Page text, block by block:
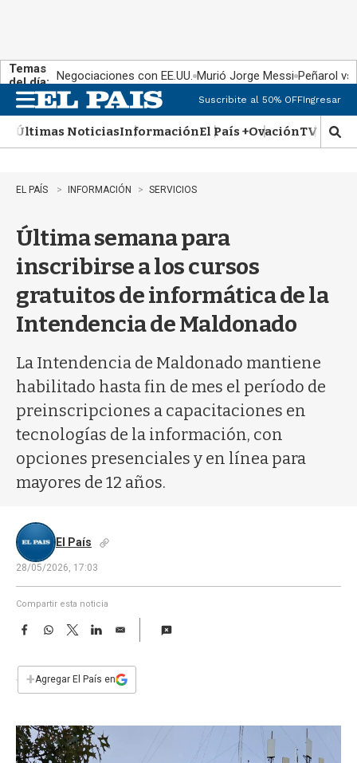
Temas
del día: Negociaciones con EE.UU. Murió Jorge Messi Peñarol
n
u
Suscribite al 50% OFFIngresar
Últimas NoticiasInformaciónEl País +OvaciónTV Show
M
o
EL PAÍS INFORMACIÓN SERVICIOS
Última semana para
inscribirse a los cursos
gratuitos de informática de la
Intendencia de Maldonado
La Intendencia de Maldonado mantiene
habilitado hasta fin de mes el período de
preinscripciones a capacitaciones en
tecnologías de la información, con
opciones presenciales y en línea para
mayores de 12 años.
El País
28/05/2026, 17:03
Compartir esta noticia
F
e
b
k
W
s
p
T
w
t
L
n
E
i
l
+Agregar El País en